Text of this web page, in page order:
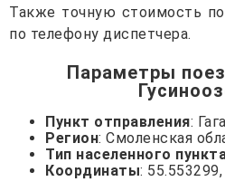
Также точную стоимость
по телефону диспетчера.
Параметры
Пункт отправления:
Регион: Смоленская
Тип населенного
Координаты: